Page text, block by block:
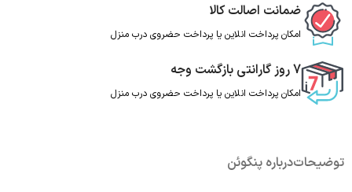
ضمانت اصالت کالا
امکان پرداخت انلاین یا پرداخت حضروی درب منزل
7 روز گارانتی بازگشت وجه
امکان پرداخت انلاین یا پرداخت حضروی درب منزل
توضیحاتدرباره پنگوئن